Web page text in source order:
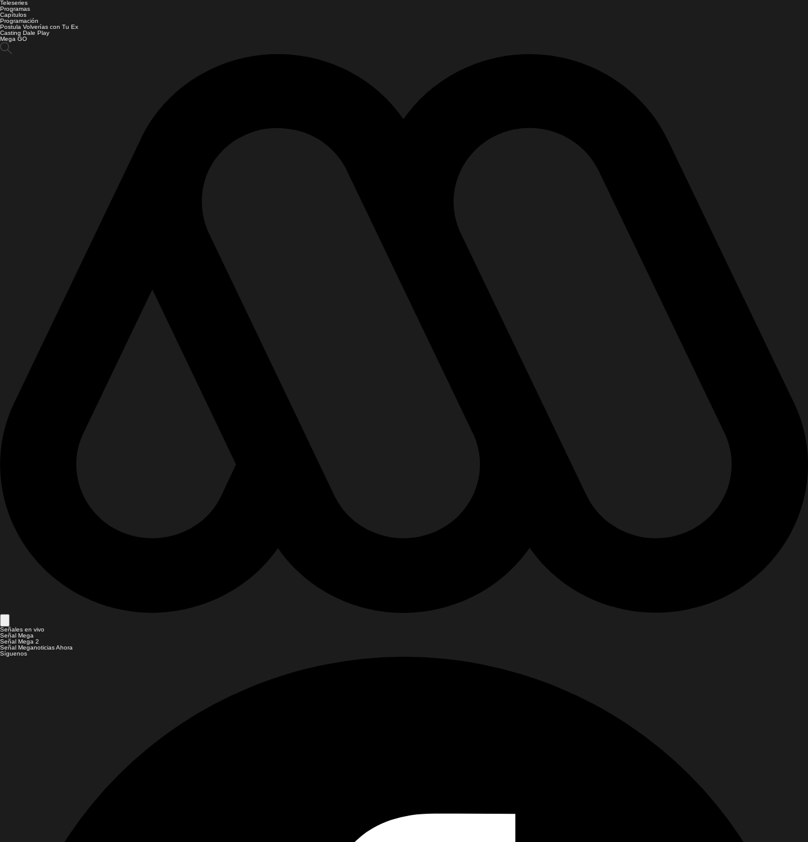
Teleseries
Programas
Capítulos
Programación
Postula Volverías con Tu Ex
Casting Dale Play
Mega GO
Señales en vivo
Señal Mega
Señal Mega 2
Señal Meganoticias Ahora
Síguenos